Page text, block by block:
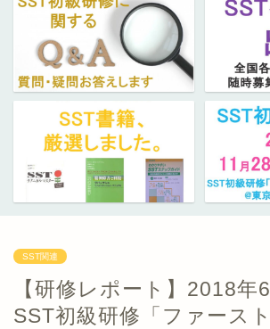
SST関連
【研修レポート】2018年
SST初級研修「ファース